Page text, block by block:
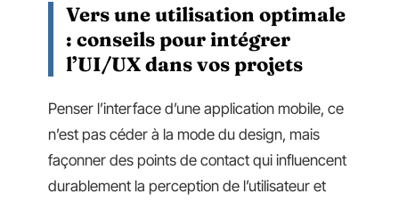
Vers une utilisation optimale
: conseils pour intégrer
l’UI/UX dans vos projets
Penser l’interface d’une application mobile, ce
n’est pas céder à la mode du design, mais
façonner des points de contact qui influencent
durablement la perception de l’utilisateur et